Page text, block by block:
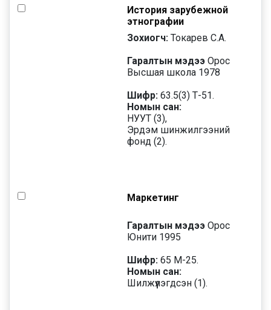
История зарубежной
этнографии
Зохиогч: Токарев С.А.
Гаралтын мэдээ Орос
Высшая школа 1978
Шифр: 63.5(3) Т-51.
Номын сан:
НУУТ (3),
Эрдэм шинжилгээний
фонд (2).
Маркетинг
Гаралтын мэдээ Орос
Юнити 1995
Шифр: 65 М-25.
Номын сан:
Шилжүүлэгдсэн (1).